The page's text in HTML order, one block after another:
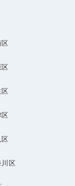
区
区
区
区
区
川区